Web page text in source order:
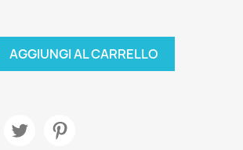
AGGIUNGI AL CARRELLO